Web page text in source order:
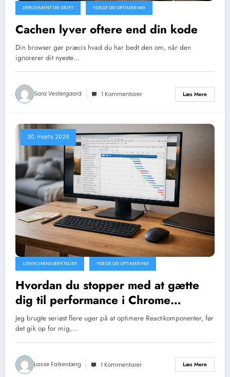
DEPLOYMENT OG DRIFT YDELSE OG OPTIMERING
Cachen lyver oftere end din kode
Din browser gør præcis hvad du har bedt den om, når den
ignorerer dit nyeste…
Sara Vestergaard 1 Kommentarer Læs Mere
30. marts 2026
UDVIKLINGSVÆRKTØJER YDELSE OG OPTIMERING
Hvordan du stopper med at gætte
dig til performance i Chrome
DevTools
Jeg brugte seriøst flere uger på at optimere React-komponenter, før
det gik op for mig,…
Lasse Falkenberg 1 Kommentarer Læs Mere